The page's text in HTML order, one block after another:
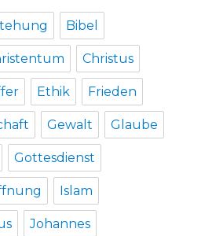
Bibel
Christus
Ethik Frieden
Gewalt Glaube
Gottesdienst
Islam
Johannes